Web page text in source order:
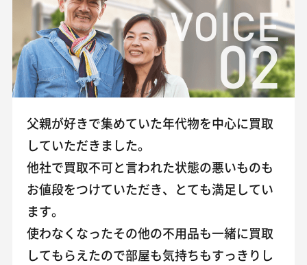
VOICE
02
父親が好きで集めていた年代物を中心に買取
していただきました。
他社で買取不可と言われた状態の悪いものも
お値段をつけていただき、とても満足してい
ます。
使わなくなったその他の不用品も一緒に買取
してもらえたので部屋も気持ちもすっきりし